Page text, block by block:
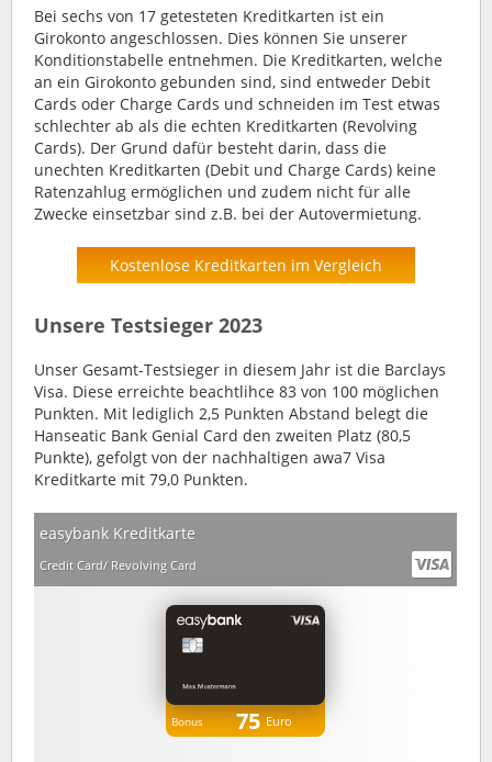
Bei sechs von 17 getesteten Kreditkarten ist ein
Girokonto angeschlossen. Dies können Sie unserer
Konditionstabelle entnehmen. Die Kreditkarten, welche
an ein Girokonto gebunden sind, sind entweder Debit
Cards oder Charge Cards und schneiden im Test etwas
schlechter ab als die echten Kreditkarten (Revolving
Cards). Der Grund dafür besteht darin, dass die
unechten Kreditkarten (Debit und Charge Cards) keine
Ratenzahlug ermöglichen und zudem nicht für alle
Zwecke einsetzbar sind z.B. bei der Autovermietung.
Kostenlose Kreditkarten im Vergleich
Unsere Testsieger 2023
Unser Gesamt-Testsieger in diesem Jahr ist die Barclays
Visa. Diese erreichte beachtlihce 83 von 100 möglichen
Punkten. Mit lediglich 2,5 Punkten Abstand belegt die
Hanseatic Bank Genial Card den zweiten Platz (80,5
Punkte), gefolgt von der nachhaltigen awa7 Visa
Kreditkarte mit 79,0 Punkten.
easybank Kreditkarte
Credit Card/ Revolving Card
Bonus 75 Euro